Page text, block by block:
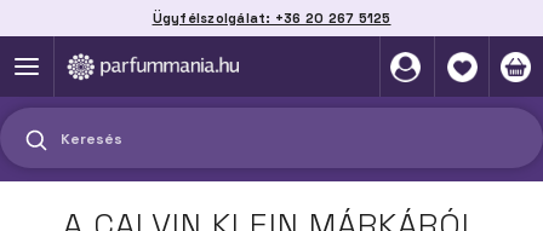
Ügyfélszolgálat: +36 20 267 5125
Keresés